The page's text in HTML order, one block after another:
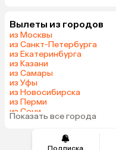
Подписка
Вылеты из городов
из Москвы
из Санкт-Петербурга
из Екатеринбурга
из Казани
из Самары
из Уфы
из Новосибирска
из Перми
из Сочи
из Челябинска
Показать все города